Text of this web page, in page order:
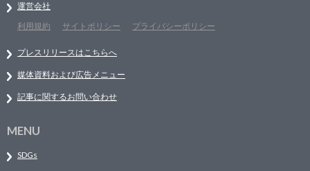
運営会社
利用規約
サイトポリシー プライバシーポリシー
プレスリリースはこちらへ
媒体資料および広告メニュー
記事に関するお問い合わせ
MENU
SDGs